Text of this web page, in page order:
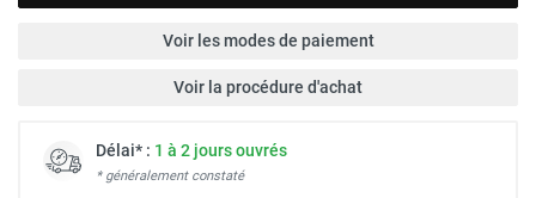
Voir les modes de paiement
Voir la procédure d'achat
Délai* : 1 à 2 jours ouvrés
* généralement constaté